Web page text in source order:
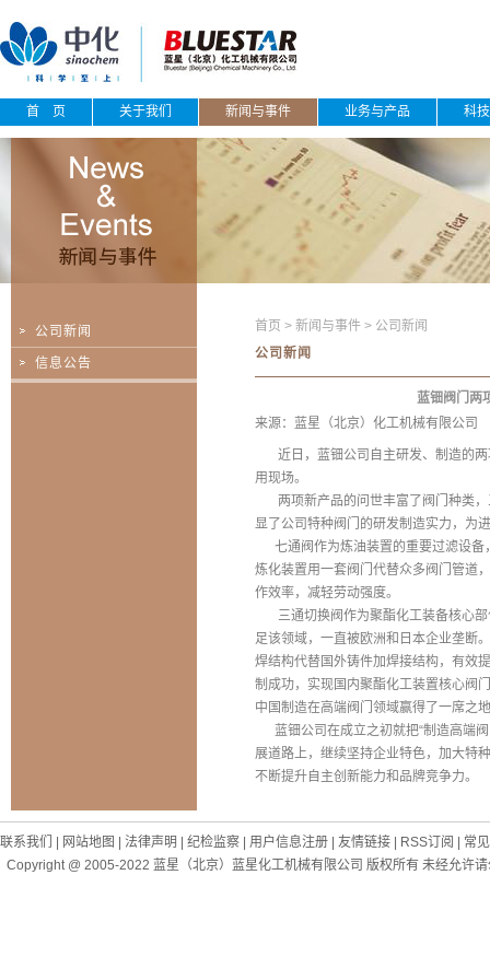
首 页 关于我们 新闻与事件 业务与产品 科
公司新闻
信息公告
首页 > 新闻与事件> 公司新闻
公司新闻
蓝钿阀门两
来源：蓝星（北京）化工机械有限公司
近日，蓝钿公司自主研发、制造的
用现场。
两项新产品的问世丰富了阀门种类，
显了公司特种阀门的研发制造实力，为
七通阀作为炼油装置的重要过滤设备
炼化装置用一套阀门代替众多阀门管道
作效率，减轻劳动强度。
三通切换阀作为聚酯化工装备核心部
足该领域，一直被欧洲和日本企业垄断
焊结构代替国外铸件加焊接结构，有效
制成功，实现国内聚酯化工装置核心阀
中国制造在高端阀门领域赢得了一席之
蓝钿公司在成立之初就把“制造高端阀
展道路上，继续坚持企业特色，加大特
不断提升自主创新能力和品牌竞争力。
联系我们 网站地图 法律声明 纪检监察 用户信息注册 友情链接 RSS订阅
常
Copyright @ 2005-2022 蓝星（北京）蓝星化工机械有限公司 版权所有 未经允许